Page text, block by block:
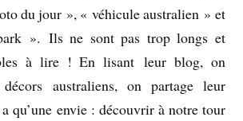
du jour », « véhicule australien » et
». Ils ne sont pas trop longs et
à lire ! En lisant leur blog, on
décors australiens, on partage leur
qu’une envie : découvrir à notre tour